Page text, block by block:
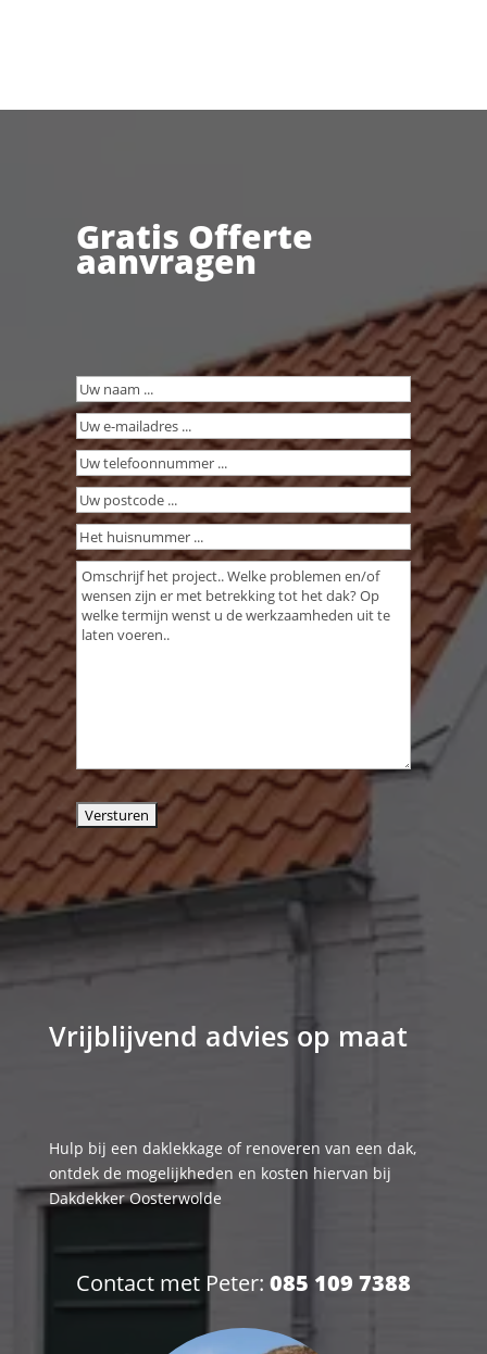
Gratis Offerte
aanvragen
Uw
naam(Vereist)
Uw
e-
mailadres(Vereist)
Uw
telefoonnummer(Vereist)
Uw
postcode(Vereist)
Het
huisnummer
...
(Vereist)
Omschrijving
werkzaamheden(Vereist)
Vrijblijvend advies op maat
Hulp bij een daklekkage of renoveren van een dak,
ontdek de mogelijkheden en kosten hiervan bij
Dakdekker Oosterwolde
Contact met Peter: 085 109 7388